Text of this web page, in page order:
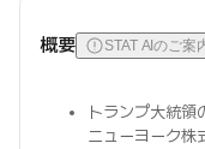
概要 STAT AIのご案
トランプ大統領
ニューヨーク株